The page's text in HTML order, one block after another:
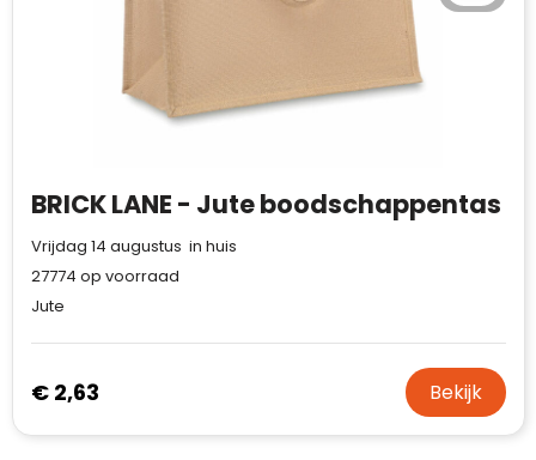
BRICK LANE - Jute boodschappentas
Vrijdag 14 augustus in huis
27774 op voorraad
Jute
€ 2,63 Bekijk